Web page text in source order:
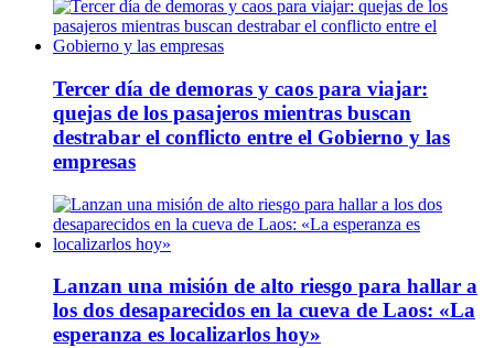
Tercer día de demoras y caos para viajar:
quejas de los pasajeros mientras buscan
destrabar el conflicto entre el Gobierno y las
empresas
Lanzan una misión de alto riesgo para hallar a
los dos desaparecidos en la cueva de Laos: «La
esperanza es localizarlos hoy»